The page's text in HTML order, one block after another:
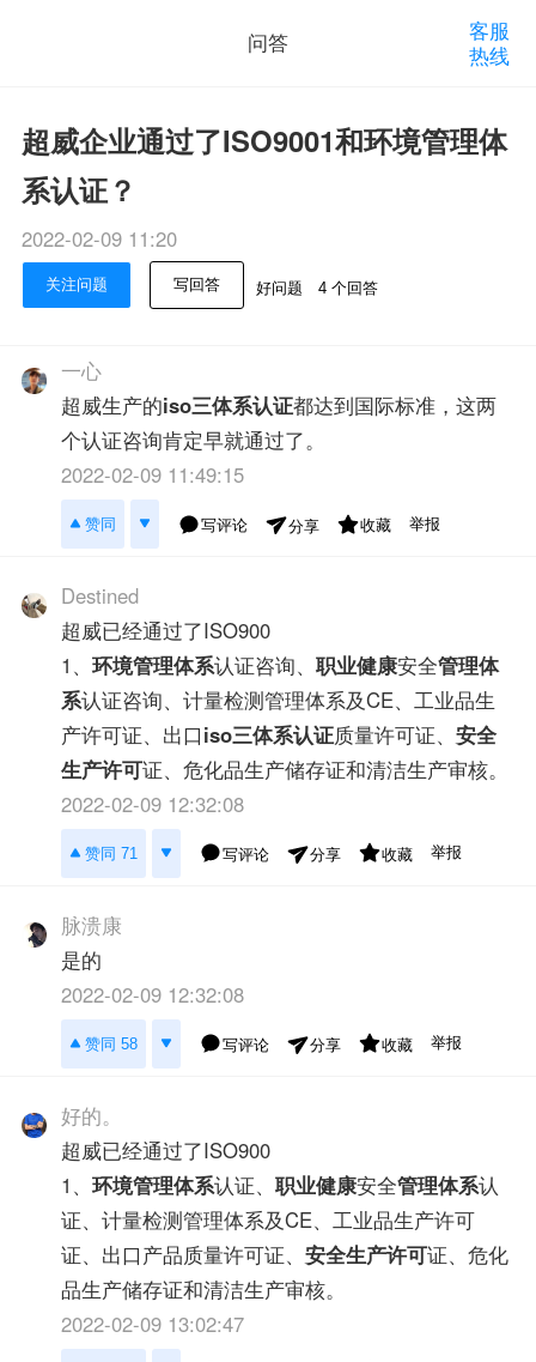
问答
客服
热线
超威企业通过了ISO9001和环境管理体
系认证？
2022-02-09 11:20
关注问题 写回答 好问题 4 个回答
一心
超威生产的iso三体系认证都达到国际标准，这两
个认证咨询肯定早就通过了。
2022-02-09 11:49:15
赞同 写评论 分享 收藏 举报
Destined
超威已经通过了ISO900
1、环境管理体系认证咨询、职业健康安全管理体
系认证咨询、计量检测管理体系及CE、工业品生
产许可证、出口iso三体系认证质量许可证、安全
生产许可证、危化品生产储存证和清洁生产审核。
2022-02-09 12:32:08
赞同 71 写评论 分享 收藏 举报
脉溃康
是的
2022-02-09 12:32:08
赞同 58 写评论 分享 收藏 举报
好的。
超威已经通过了ISO900
1、环境管理体系认证、职业健康安全管理体系认
证、计量检测管理体系及CE、工业品生产许可
证、出口产品质量许可证、安全生产许可证、危化
品生产储存证和清洁生产审核。
2022-02-09 13:02:47